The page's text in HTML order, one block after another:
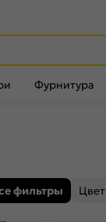
Фурнитура
фильтры Цвет